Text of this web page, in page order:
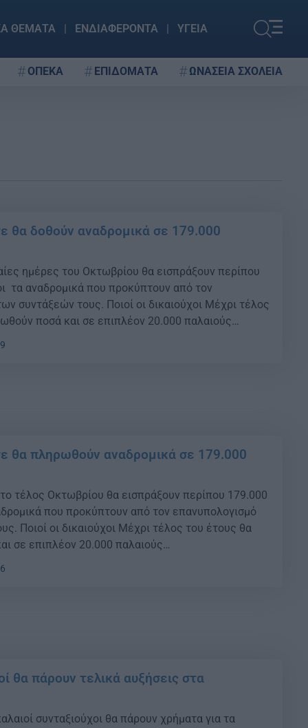
ΘΕΜΑΤΑ ΕΝΔΙΑΦΕΡΟΝΤΑ ΥΓΕΙΑ
ΟΠΕΚΑ ΕΠΙΔΟΜΑΤΑ ΩΝΑΣΕΙΑ ΣΧΟΛΕΙΑ
θα δοθούν αναδρομικά σε 179.000
ημέρες του Οκτωβρίου θα εισπράξουν περίπου
τα αναδρομικά που προκύπτουν από τον
συντάξεών τους. Ποιοί οι δικαιούχοι Μέχρι τέλος
ποσά και σε επιπλέον 20.000 παλαιούς
στόχος του ΕΦΚΑ είναι μέχρι το τέλος
καταβληθεί αναδρομικά και αυξήσεις σε 150.000
[…]
θα πληρωθούν αναδρομικά σε 179.000
τέλος Οκτωβρίου θα εισπράξουν περίπου 179.000
που προκύπτουν από τον επανυπολογισμό
Ποιοί οι δικαιούχοι Μέχρι τέλος του έτους θα
σε επιπλέον 20.000 παλαιούς
στόχος του ΕΦΚΑ είναι μέχρι το τέλος
καταβληθεί αναδρομικά και αυξήσεις σε 150.000
και […]
θα πάρουν τελικά αυξήσεις στα
συνταξιούχοι θα πάρουν χρήματα για τα